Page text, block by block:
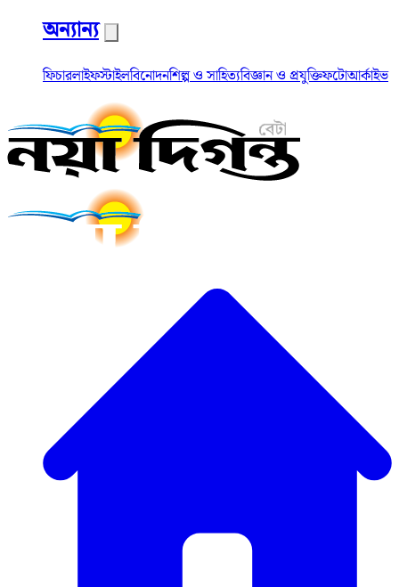
অন্যান্য
ফিচারলাইফস্টাইলবিনোদনশিল্প ও সাহিত্যবিজ্ঞান ও প্রযুক্তিফটোআর্কাইভ